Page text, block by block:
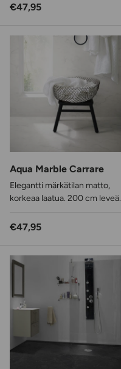
Normaalihinta
€47,95
Aqua Marble Carrare
Elegantti märkätilan matto,
korkeaa laatua. 200 cm leveä.
Normaalihinta
€47,95